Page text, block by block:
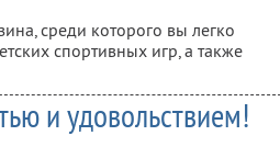
среди которого вы легко
спортивных игр, а также
и удовольствием!